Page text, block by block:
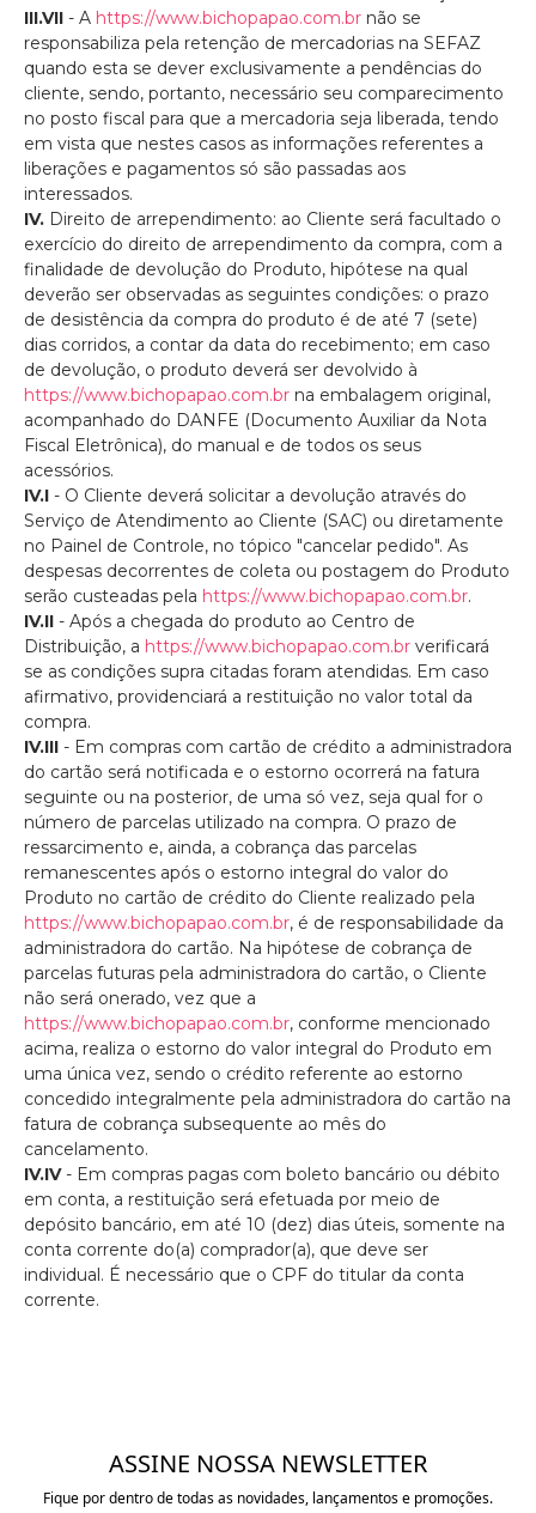
III.VII - A https://www.bichopapao.com.br não se
responsabiliza pela retenção de mercadorias na SEFAZ
quando esta se dever exclusivamente a pendências do
cliente, sendo, portanto, necessário seu comparecimento
no posto fiscal para que a mercadoria seja liberada, tendo
em vista que nestes casos as informações referentes a
liberações e pagamentos só são passadas aos
interessados.
IV. Direito de arrependimento: ao Cliente será facultado o
exercício do direito de arrependimento da compra, com a
finalidade de devolução do Produto, hipótese na qual
deverão ser observadas as seguintes condições: o prazo
de desistência da compra do produto é de até 7 (sete)
dias corridos, a contar da data do recebimento; em caso
de devolução, o produto deverá ser devolvido à
https://www.bichopapao.com.br na embalagem original,
acompanhado do DANFE (Documento Auxiliar da Nota
Fiscal Eletrônica), do manual e de todos os seus
acessórios.
IV.I - O Cliente deverá solicitar a devolução através do
Serviço de Atendimento ao Cliente (SAC) ou diretamente
no Painel de Controle, no tópico "cancelar pedido". As
despesas decorrentes de coleta ou postagem do Produto
serão custeadas pela https://www.bichopapao.com.br.
IV.II - Após a chegada do produto ao Centro de
Distribuição, a https://www.bichopapao.com.br verificará
se as condições supra citadas foram atendidas. Em caso
afirmativo, providenciará a restituição no valor total da
compra.
IV.III - Em compras com cartão de crédito a administradora
do cartão será notificada e o estorno ocorrerá na fatura
seguinte ou na posterior, de uma só vez, seja qual for o
número de parcelas utilizado na compra. O prazo de
ressarcimento e, ainda, a cobrança das parcelas
remanescentes após o estorno integral do valor do
Produto no cartão de crédito do Cliente realizado pela
https://www.bichopapao.com.br, é de responsabilidade da
administradora do cartão. Na hipótese de cobrança de
parcelas futuras pela administradora do cartão, o Cliente
não será onerado, vez que a
https://www.bichopapao.com.br, conforme mencionado
acima, realiza o estorno do valor integral do Produto em
uma única vez, sendo o crédito referente ao estorno
concedido integralmente pela administradora do cartão na
fatura de cobrança subsequente ao mês do
cancelamento.
IV.IV- Em compras pagas com boleto bancário ou débito
em conta, a restituição será efetuada por meio de
depósito bancário, em até 10 (dez) dias úteis, somente na
conta corrente do(a) comprador(a), que deve ser
individual. É necessário que o CPF do titular da conta
corrente.
ASSINE NOSSA NEWSLETTER
Fique por dentro de todas as novidades, lançamentos e promoções.